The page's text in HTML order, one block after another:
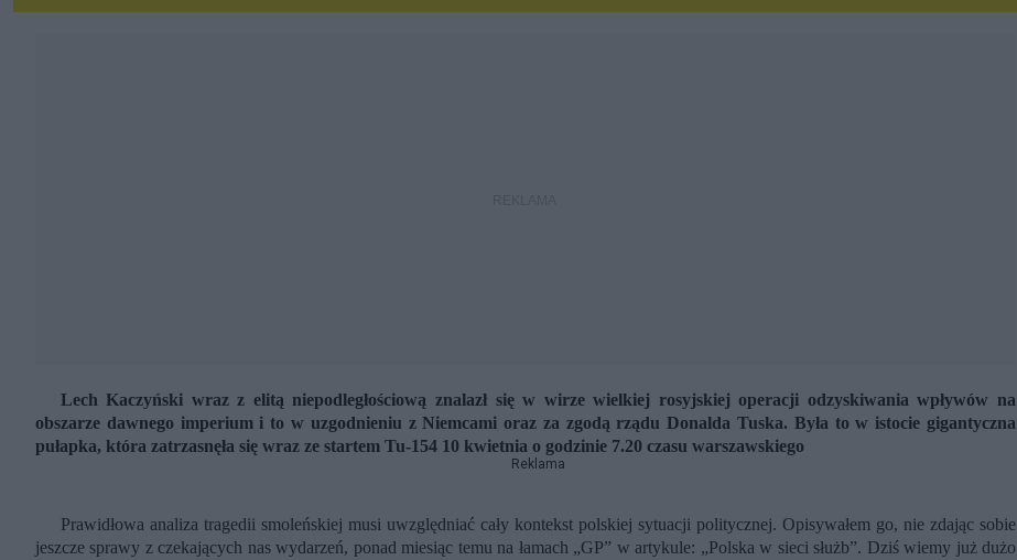
Lech Kaczyński wraz z elitą niepodległościową znalazł się w wirze wielkiej rosyjskiej operacji odzyskiwania wpływów na
obszarze dawnego imperium i to w uzgodnieniu z Niemcami oraz za zgodą rządu Donalda Tuska. Była to w istocie gigantyczna
pułapka, która zatrzasnęła się wraz ze startem Tu-154 10 kwietnia o godzinie 7.20 czasu warszawskiego
Reklama
Prawidłowa analiza tragedii smoleńskiej musi uwzględniać cały kontekst polskiej sytuacji politycznej. Opisywałem go, nie zdając sobie
jeszcze sprawy z czekających nas wydarzeń, ponad miesiąc temu na łamach „GP” w artykule: „Polska w sieci służb”. Dziś wiemy już dużo